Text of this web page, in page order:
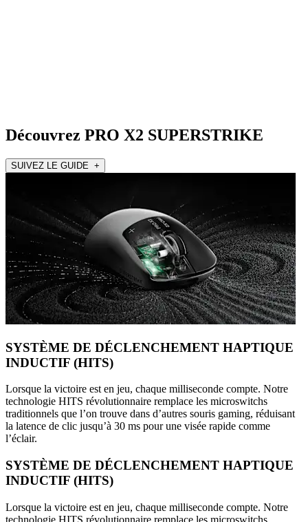
Découvrez PRO X2 SUPERSTRIKE
SUIVEZ LE GUIDE +
SYSTÈME DE DÉCLENCHEMENT HAPTIQUE
INDUCTIF (HITS)
Lorsque la victoire est en jeu, chaque milliseconde compte. Notre
technologie HITS révolutionnaire remplace les microswitchs
traditionnels que l’on trouve dans d’autres souris gaming, réduisant
la latence de clic jusqu’à 30 ms pour une visée rapide comme
l’éclair.
SYSTÈME DE DÉCLENCHEMENT HAPTIQUE
INDUCTIF (HITS)
Lorsque la victoire est en jeu, chaque milliseconde compte. Notre
technologie HITS révolutionnaire remplace les microswitchs